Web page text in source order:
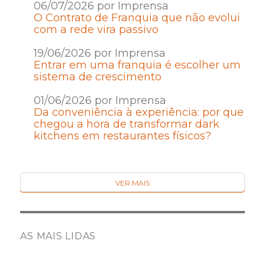
06/07/2026 por Imprensa
O Contrato de Franquia que não evolui
com a rede vira passivo
19/06/2026 por Imprensa
Entrar em uma franquia é escolher um
sistema de crescimento
01/06/2026 por Imprensa
Da conveniência à experiência: por que
chegou a hora de transformar dark
kitchens em restaurantes físicos?
VER MAIS
AS MAIS LIDAS